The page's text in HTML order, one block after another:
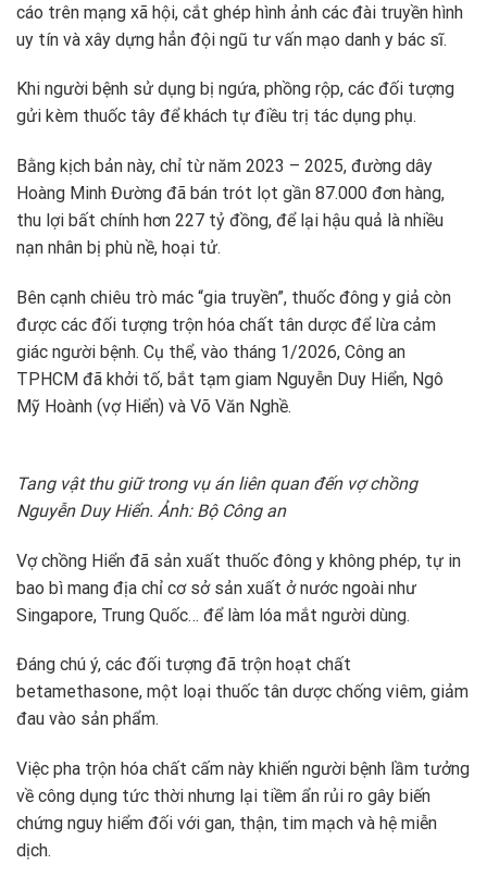
cáo trên mạng xã hội, cắt ghép hình ảnh các đài truyền hình
uy tín và xây dựng hẳn đội ngũ tư vấn mạo danh y bác sĩ.
Khi người bệnh sử dụng bị ngứa, phồng rộp, các đối tượng
gửi kèm thuốc tây để khách tự điều trị tác dụng phụ.
Bằng kịch bản này, chỉ từ năm 2023 – 2025, đường dây
Hoàng Minh Đường đã bán trót lọt gần 87.000 đơn hàng,
thu lợi bất chính hơn 227 tỷ đồng, để lại hậu quả là nhiều
nạn nhân bị phù nề, hoại tử.
Bên cạnh chiêu trò mác “gia truyền”, thuốc đông y giả còn
được các đối tượng trộn hóa chất tân dược để lừa cảm
giác người bệnh. Cụ thể, vào tháng 1/2026, Công an
TPHCM đã khởi tố, bắt tạm giam Nguyễn Duy Hiển, Ngô
Mỹ Hoành (vợ Hiển) và Võ Văn Nghề.
Tang vật thu giữ trong vụ án liên quan đến vợ chồng
Nguyễn Duy Hiển. Ảnh: Bộ Công an
Vợ chồng Hiển đã sản xuất thuốc đông y không phép, tự in
bao bì mang địa chỉ cơ sở sản xuất ở nước ngoài như
Singapore, Trung Quốc… để làm lóa mắt người dùng.
Đáng chú ý, các đối tượng đã trộn hoạt chất
betamethasone, một loại thuốc tân dược chống viêm, giảm
đau vào sản phẩm.
Việc pha trộn hóa chất cấm này khiến người bệnh lầm tưởng
về công dụng tức thời nhưng lại tiềm ẩn rủi ro gây biến
chứng nguy hiểm đối với gan, thận, tim mạch và hệ miễn
dịch.